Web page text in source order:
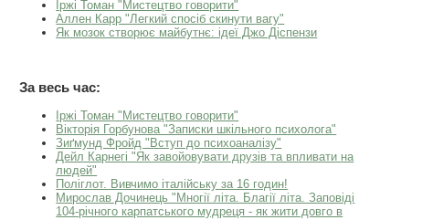
Іржі Томан "Мистецтво говорити"
Аллен Карр "Легкий спосiб скинути вагу"
Як мозок створює майбутнє: ідеї Джо Діспензи
За весь час:
Іржі Томан "Мистецтво говорити"
Вікторія Горбунова "Записки шкільного психолога"
Зиґмунд Фройд "Вступ до психоаналізу"
Дейл Карнегі "Як завойовувати друзів та впливати на
людей"
Поліглот. Вивчимо італійську за 16 годин!
Мирослав Дочинець "Многії літа. Благії літа. Заповіді
104-річного карпатського мудреця - як жити довго в